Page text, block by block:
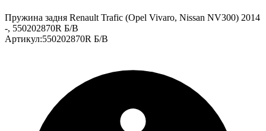
Пружина задня Renault Trafic (Opel Vivaro, Nissan NV300) 2014
-, 550202870R Б/В
Артикул:550202870R Б/В